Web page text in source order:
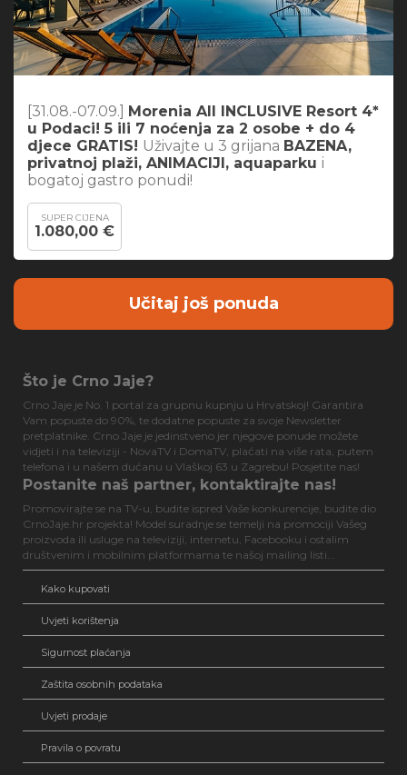
[31.08.-07.09.]
Morenia All INCLUSIVE Resort 4*
u Podaci! 5 ili 7 noćenja za 2 osobe + do 4
djece GRATIS! Uživajte u 3 grijana BAZENA,
privatnoj plaži, ANIMACIJI, aquaparku i
bogatoj gastro ponudi!
SUPER CIJENA
1.080,00 €
Učitaj još ponuda
Što je Crno Jaje?
Crno Jaje je No. 1 portal za grupnu kupnju u Hrvatskoj! Garantira
Vam popuste do 90%, te dodatne popuste za svoje Newsletter
pretplatnike. Crno Jaje je jedinstveno jer njegove ponude možete
vidjeti i na televiziji - NovaTV i DomaTV, plaćati na više rata, putem
telefona i u našem dućanu u Vlaškoj 63 u Zagrebu! Posjetite nas!
Postanite naš partner, kontaktirajte nas!
Promovirajte se na TV-u, budite ispred Vaše konkurencije, budite dio
CrnoJaje.hr projekta! Model suradnje se temelji na promociji Vašeg
proizvoda ili usluge na televiziji, internetu, Facebooku i ostalim
društvenim i mobilnim platformama te našoj mailing listi...
Kako kupovati
Uvjeti korištenja
Sigurnost plaćanja
Zaštita osobnih podataka
Uvjeti prodaje
Pravila o povratu